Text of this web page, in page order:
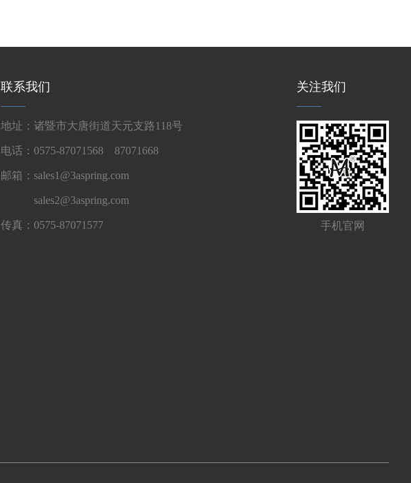
联系我们
地址：诸暨市大唐街道天元支路118号
电话：0575-87071568 87071668
邮箱：sales1@3aspring.com
sales2@3aspring.com
传真：0575-87071577
关注我们
手机官网